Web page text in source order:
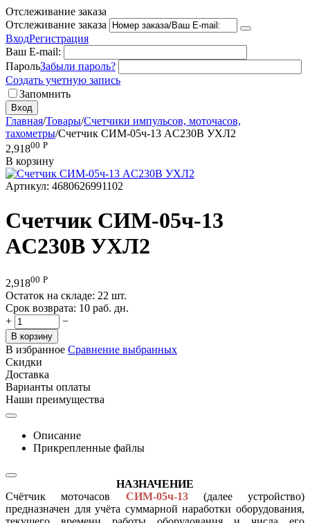
Отслеживание заказа
Отслеживание заказа
ВходРегистрация
Ваш E-mail:
ПарольЗабыли пароль?
Создать учетную запись
Запомнить
Вход
Главная/Товары/Счетчики импульсов, моточасов,
тахометры/Счетчик СИМ-05ч-13 AC230В УХЛ2
2,91800 Р
В корзину
Артикул: 4680626991102
Счетчик СИМ-05ч-13
AC230В УХЛ2
2,91800 Р
Остаток на складе: 22 шт.
Срок возврата: 10 раб. дн.
+
−
В корзину
В избранное Сравнение выбранных
Скидки
Доставка
Варианты оплаты
Наши преимущества
Описание
Прикрепленные файлы
НАЗНАЧЕНИЕ
Счётчик моточасов СИМ-05ч-13(далее устройство)
предназначен для учёта суммарной наработки оборудования,